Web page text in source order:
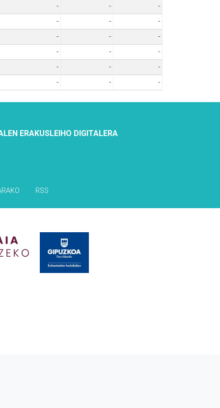
- -
-
- -
-
- -
-
- -
-
- -
-
- - -
ERAKUSLEIHO DIGITALERA
RSS